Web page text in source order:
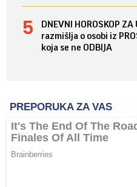
DNEVNI HOROSKOP
razmišlja o osobi iz
koja se ne ODBIJA